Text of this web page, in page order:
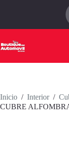
Inicio / Interior /
CUBRE